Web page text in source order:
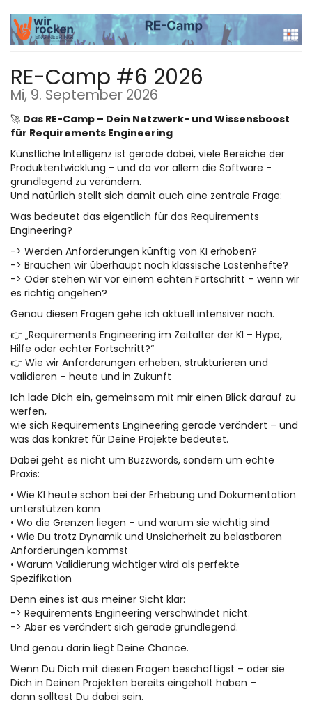
Zum
Haupt-
Inhalt
RE-Camp #6 2026
Mi, 9. September 2026
🚀 Das RE-Camp – Dein Netzwerk- und Wissensboost
für Requirements Engineering
Künstliche Intelligenz ist gerade dabei, viele Bereiche der
Produktentwicklung - und da vor allem die Software -
grundlegend zu verändern.
Und natürlich stellt sich damit auch eine zentrale Frage:
Was bedeutet das eigentlich für das Requirements
Engineering?
-> Werden Anforderungen künftig von KI erhoben?
-> Brauchen wir überhaupt noch klassische Lastenhefte?
-> Oder stehen wir vor einem echten Fortschritt – wenn wir
es richtig angehen?
Genau diesen Fragen gehe ich aktuell intensiver nach.
👉 „Requirements Engineering im Zeitalter der KI – Hype,
Hilfe oder echter Fortschritt?“
👉 Wie wir Anforderungen erheben, strukturieren und
validieren – heute und in Zukunft
Ich lade Dich ein, gemeinsam mit mir einen Blick darauf zu
werfen,
wie sich Requirements Engineering gerade verändert – und
was das konkret für Deine Projekte bedeutet.
Dabei geht es nicht um Buzzwords, sondern um echte
Praxis:
• Wie KI heute schon bei der Erhebung und Dokumentation
unterstützen kann
• Wo die Grenzen liegen – und warum sie wichtig sind
• Wie Du trotz Dynamik und Unsicherheit zu belastbaren
Anforderungen kommst
• Warum Validierung wichtiger wird als perfekte
Spezifikation
Denn eines ist aus meiner Sicht klar:
-> Requirements Engineering verschwindet nicht.
-> Aber es verändert sich gerade grundlegend.
Und genau darin liegt Deine Chance.
Wenn Du Dich mit diesen Fragen beschäftigst – oder sie
Dich in Deinen Projekten bereits eingeholt haben –
dann solltest Du dabei sein.